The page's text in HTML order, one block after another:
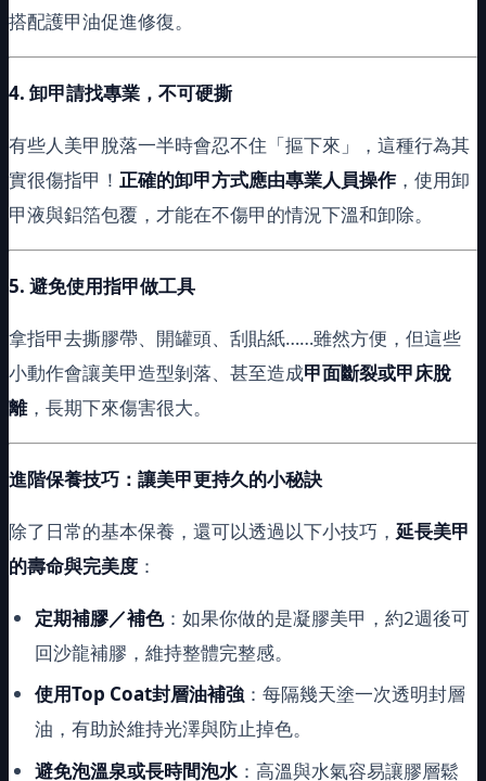
搭配護甲油促進修復。
4. 卸甲請找專業，不可硬撕
有些人美甲脫落一半時會忍不住「摳下來」，這種行為其
實很傷指甲！ 正確的卸甲方式應由專業人員操作，使用卸
甲液與鋁箔包覆，才能在不傷甲的情況下溫和卸除。
5. 避免使用指甲做工具
拿指甲去撕膠帶、開罐頭、刮貼紙……雖然方便，但這些
小動作會讓美甲造型剝落、甚至造成甲面斷裂或甲床脫
離，長期下來傷害很大。
進階保養技巧：讓美甲更持久的小秘訣
除了日常的基本保養，還可以透過以下小技巧， 延長美甲
的壽命與完美度 ：
定期補膠／補色：如果你做的是凝膠美甲，約2週後可
回沙龍補膠，維持整體完整感。
使用Top Coat封層油補強 ：每隔幾天塗一次透明封層
油，有助於維持光澤與防止掉色。
避免泡溫泉或長時間泡水：高溫與水氣容易讓膠層鬆